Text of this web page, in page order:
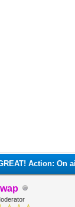
Action: On